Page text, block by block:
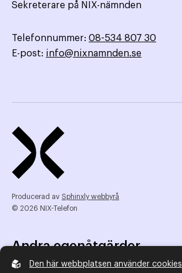
Sekreterare på NIX-nämnden
Telefonnummer: 08-534 807 30
E-post: info@nixnamnden.se
Producerad av Sphinxly webbyrå
© 2026 NIX-Telefon
Andra egenåtgärder
Den här webbplatsen använder cookies